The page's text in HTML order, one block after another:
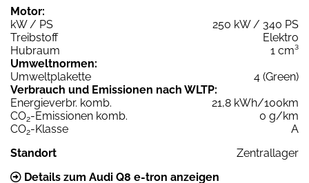
Motor:
kW / PS
250 kW / 340 PS
Treibstoff
Elektro
Hubraum
1 cm³
Umweltnormen:
Umweltplakette
4 (Green)
Verbrauch und Emissionen nach WLTP:
Energieverbr. komb.
21,8 kWh/100km
CO2-Emissionen komb.
0 g/km
CO2-Klasse
A
Standort
Zentrallager
Details zum Audi Q8 e-tron anzeigen